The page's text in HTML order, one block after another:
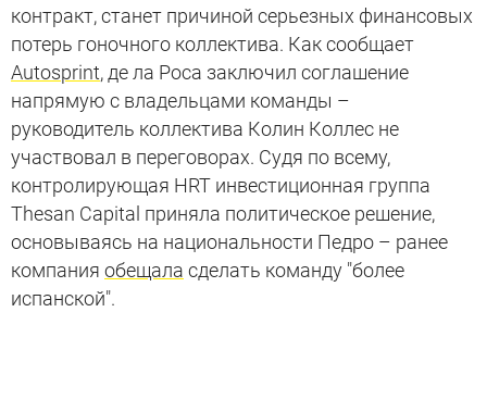
контракт, станет причиной серьезных финансовых
потерь гоночного коллектива. Как сообщает
Autosprint, де ла Роса заключил соглашение
напрямую с владельцами команды –
руководитель коллектива Колин Коллес не
участвовал в переговорах. Судя по всему,
контролирующая HRT инвестиционная группа
Thesan Capital приняла политическое решение,
основываясь на национальности Педро – ранее
компания обещала сделать команду "более
испанской".